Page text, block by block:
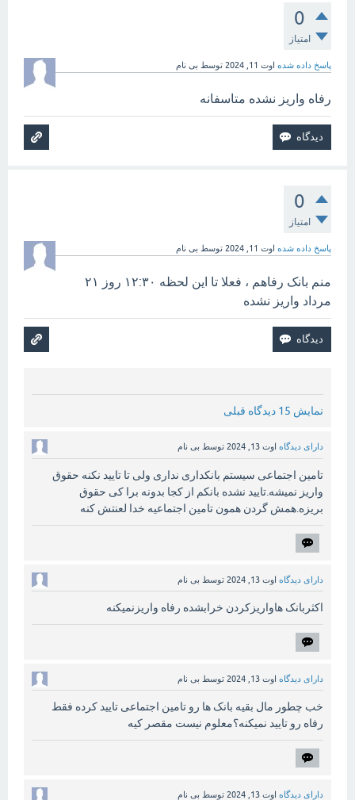
0
امتیاز
پاسخ داده شده اوت 11, 2024 توسط بی نام
رفاه واریز نشده متاسفانه
0
امتیاز
پاسخ داده شده اوت 11, 2024 توسط بی نام
منم بانک رفاهم ، فعلا تا این لحظه ۱۲:۳۰ روز ۲۱
مرداد واریز نشده
نمایش 15 دیدگاه قبلی
دارای دیدگاه اوت 13, 2024 توسط بی نام
تامین اجتماعی سیستم بانکداری نداری ولی تا تایید نکنه حقوق
واریز نمیشه.تایید نشده بانکم از کجا بدونه برا کی حقوق
بریزه.همش گردن همون تامین اجتماعیه خدا لعنتش کنه
دارای دیدگاه اوت 13, 2024 توسط بی نام
اکثربانک هاواریزکردن خرابشده رفاه واریزنمیکنه
دارای دیدگاه اوت 13, 2024 توسط بی نام
خب چطور مال بقیه بانک ها رو تامین اجتماعی تایید کرده فقط
رفاه رو تایید نمیکنه؟معلوم نیست مقصر کیه
دارای دیدگاه اوت 13, 2024 توسط بی نام